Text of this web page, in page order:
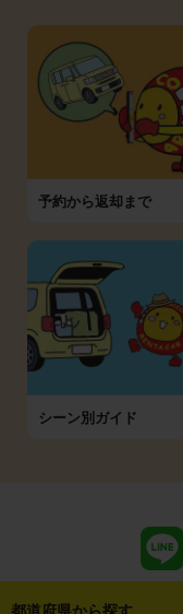
予約から返却まで
シーン別ガイド